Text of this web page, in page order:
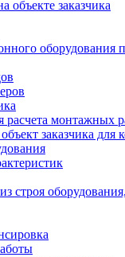
заказчика
оборудования
расчета монтажных
заказчика для
строя